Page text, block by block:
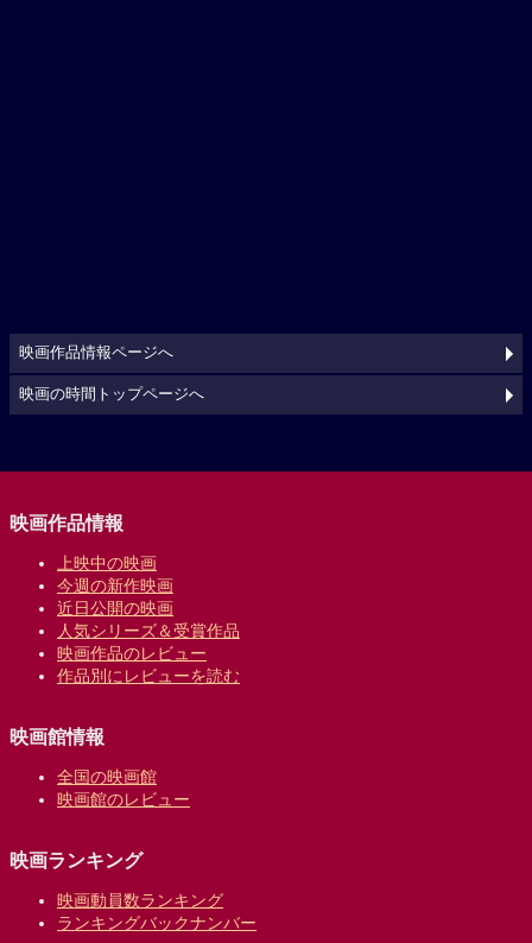
映画作品情報ページへ
映画の時間トップページへ
映画作品情報
上映中の映画
今週の新作映画
近日公開の映画
人気シリーズ＆受賞作品
映画作品のレビュー
作品別にレビューを読む
映画館情報
全国の映画館
映画館のレビュー
映画ランキング
映画動員数ランキング
ランキングバックナンバー